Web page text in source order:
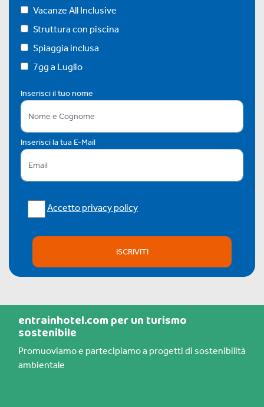
Vacanze All Inclusive
Struttura con piscina
Spiaggia inclusa
7gg a Luglio
Inserisci il tuo nome
Inserisci la tua E-Mail
Accetto privacy policy
ISCRIVITI
entrainhotel.com per un turismo
sostenibile
Promuoviamo e partecipiamo a progetti di sostenibilità
ambientale